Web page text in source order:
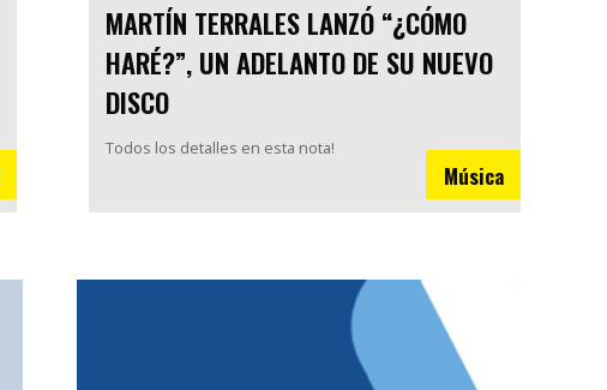
MARTÍN TERRALES LANZÓ “¿CÓMO
HARÉ?”, UN ADELANTO DE SU NUEVO
DISCO
Todos los detalles en esta nota!
Música